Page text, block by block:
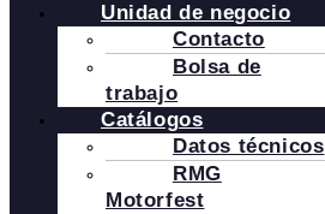
Unidad de negocio
Contacto
Bolsa de
trabajo
Catálogos
Datos técnicos
RMG
Motorfest